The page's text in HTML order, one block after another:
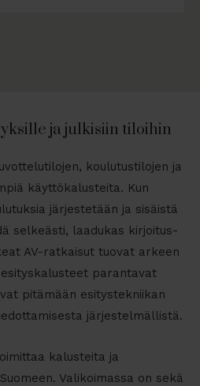
ja julkisiin tiloihin
koulutustilojen ja
käyttökalusteita. Kun
järjestetään ja sisäistä
selkeästi, laadukas kirjoitus-
AV-ratkaisut tuovat arkeen
parantavat
pitämään esitystekniikan
järjestelmällistä.
kalusteita ja
Valikoimassa on sekä